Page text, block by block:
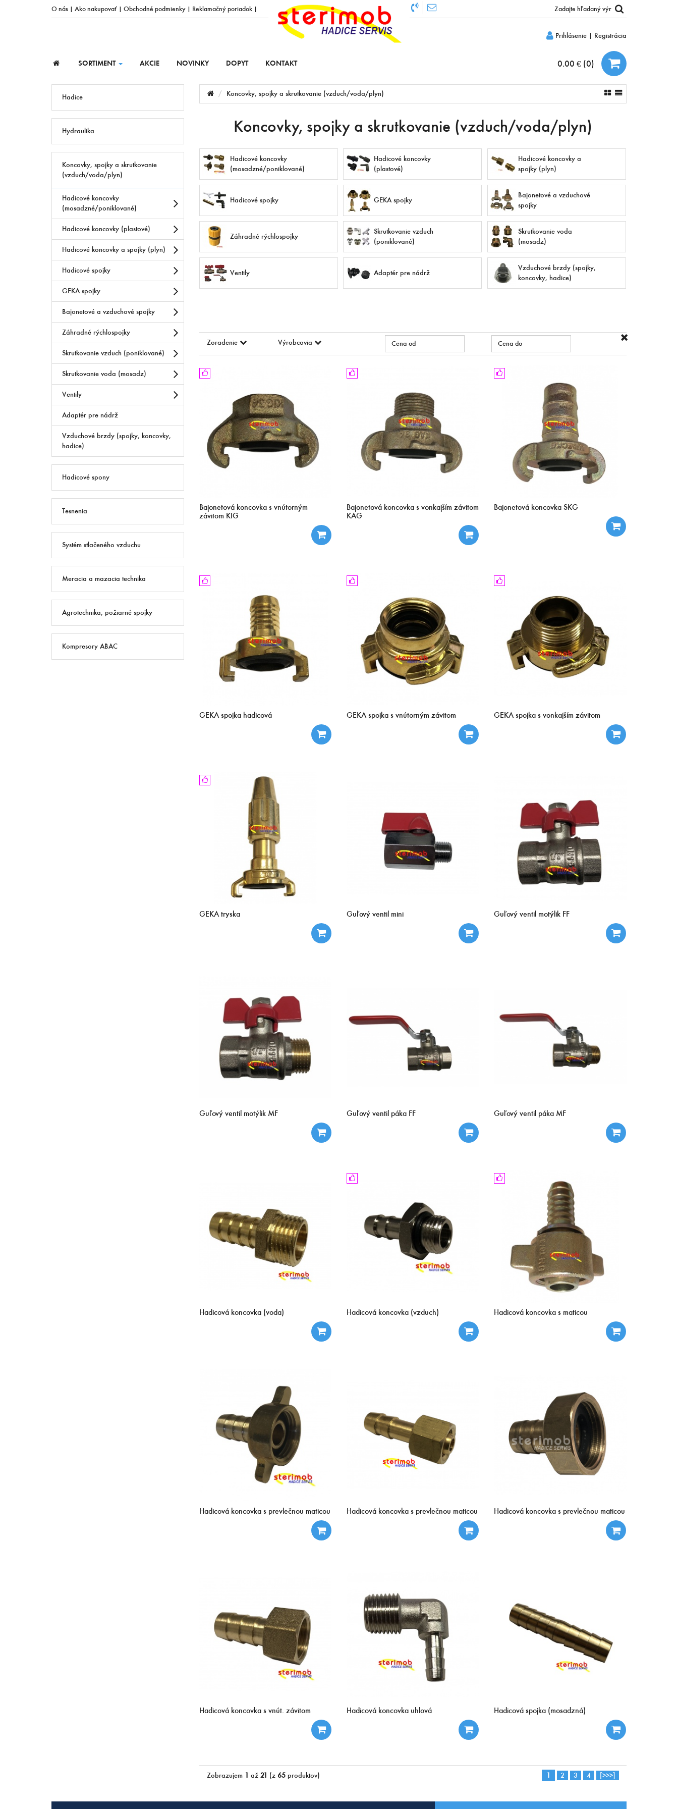
O nás | Ako nakupovať | Obchodné podmienky | Reklamačný poriadok |
Prihlásenie | Registrácia
0.00 € (0)
SORTIMENT AKCIE NOVINKY DOPYT KONTAKT
Hadice
Hydraulika
Koncovky, spojky a skrutkovanie
(vzduch/voda/plyn)
Hadicové koncovky
(mosadzné/poniklované)
Hadicové koncovky (plastové)
Hadicové koncovky a spojky (plyn)
Hadicové spojky
GEKA spojky
Bajonetové a vzduchové spojky
Záhradné rýchlospojky
Skrutkovanie vzduch (poniklované)
Skrutkovanie voda (mosadz)
Ventily
Adaptér pre nádrž
Vzduchové brzdy (spojky, koncovky,
hadice)
Hadicové spony
Tesnenia
Systém stlačeného vzduchu
Meracia a mazacia technika
Agrotechnika, požiarné spojky
Kompresory ABAC
Koncovky, spojky a skrutkovanie (vzduch/voda/plyn)
Koncovky, spojky a skrutkovanie (vzduch/voda/plyn)
Hadicové koncovky
(mosadzné/poniklované)
Hadicové koncovky
(plastové)
Hadicové koncovky a
spojky (plyn)
Hadicové spojky GEKA spojky
Bajonetové a vzduchové
spojky
Záhradné rýchlospojky
Skrutkovanie vzduch
(poniklované)
Skrutkovanie voda
(mosadz)
Ventily Adaptér pre nádrž
Vzduchové brzdy (spojky,
koncovky, hadice)
Zoradenie Výrobcovia
Bajonetová koncovka s vnútorným
závitom KIG
Bajonetová koncovka s vonkajším závitom
KAG
Bajonetová koncovka SKG
GEKA spojka hadicová GEKA spojka s vnútorným závitom GEKA spojka s vonkajším závitom
GEKA tryska Guľový ventil mini Guľový ventil motýlik FF
Guľový ventil motýlik MF Guľový ventil páka FF Guľový ventil páka MF
Hadicová koncovka (voda) Hadicová koncovka (vzduch) Hadicová koncovka s maticou
Hadicová koncovka s prevlečnou maticou Hadicová koncovka s prevlečnou maticou Hadicová koncovka s prevlečnou maticou
Hadicová koncovka s vnút. závitom Hadicová koncovka uhlová Hadicová spojka (mosadzná)
Zobrazujem 1 až 21 (z 65produktov) 1 2 3 4 [>>>]